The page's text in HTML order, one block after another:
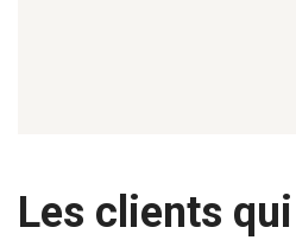
Les clients